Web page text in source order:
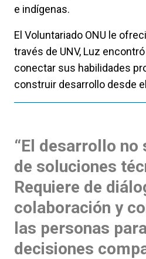
e indígenas.
El Voluntariado ONU le
través de UNV, Luz
conectar sus habilidades
construir desarrollo desde
“El desarrollo no
de soluciones
Requiere de
colaboración y
las personas
decisiones